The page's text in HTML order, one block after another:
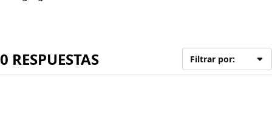
0 RESPUESTAS Filtrar por: